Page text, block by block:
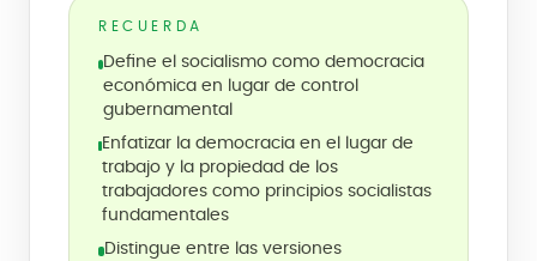
RECUERDA
Define el socialismo como democracia
económica en lugar de control
gubernamental
Enfatizar la democracia en el lugar de
trabajo y la propiedad de los
trabajadores como principios socialistas
fundamentales
Distingue entre las versiones